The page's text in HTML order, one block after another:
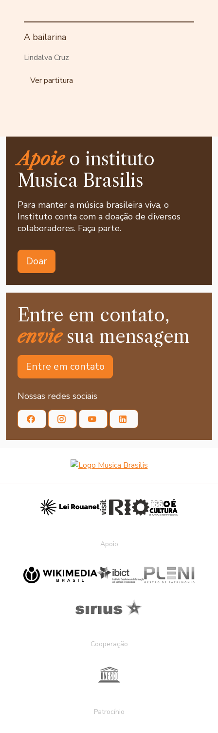
A bailarina
Lindalva Cruz
Ver partitura
Apoieo instituto
Musica Brasilis
Para manter a música brasileira viva, o
Instituto conta com a doação de diversos
colaboradores. Faça parte.
Doar
Entre em contato,
enviesua mensagem
Entre em contato
Nossas redes sociais
Apoio
Cooperação
Patrocínio